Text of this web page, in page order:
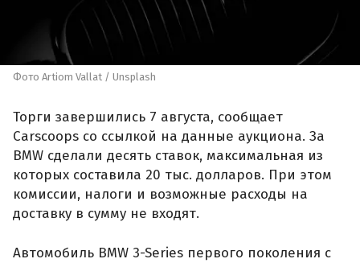
Фото Artiom Vallat / Unsplash
Торги завершились 7 августа, сообщает
Carscoops со ссылкой на данные аукциона. За
BMW сделали десять ставок, максимальная из
которых составила 20 тыс. долларов. При этом
комиссии, налоги и возможные расходы на
доставку в сумму не входят.
Автомобиль BMW 3-Series первого поколения с